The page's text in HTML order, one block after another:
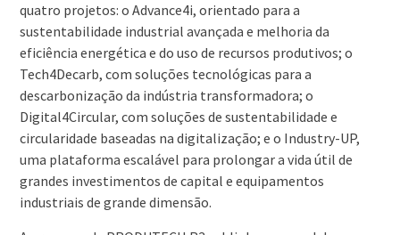
quatro projetos: o Advance4i, orientado para a
sustentabilidade industrial avançada e melhoria da
eficiência energética e do uso de recursos produtivos; o
Tech4Decarb, com soluções tecnológicas para a
descarbonização da indústria transformadora; o
Digital4Circular, com soluções de sustentabilidade e
circularidade baseadas na digitalização; e o Industry-UP,
uma plataforma escalável para prolongar a vida útil de
grandes investimentos de capital e equipamentos
industriais de grande dimensão.